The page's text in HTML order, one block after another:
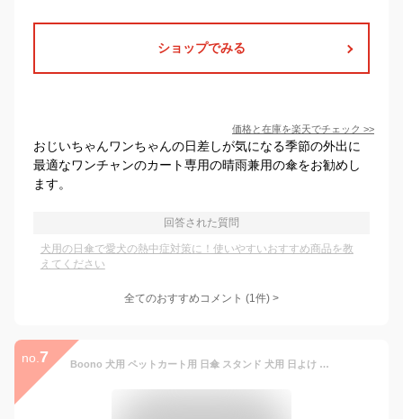
ショップでみる
価格と在庫を楽天でチェック >>
おじいちゃんワンちゃんの日差しが気になる季節の外出に
最適なワンチャンのカート専用の晴雨兼用の傘をお勧めし
ます。
回答された質問
犬用の日傘で愛犬の熱中症対策に！使いやすいおすすめ商品を教
えてください
全てのおすすめコメント (1件) >
no. 7 Boono 犬用 ペットカート用 日傘 スタンド 犬用 日よけ 折りたたみ式 スタンド付き 直径91cm (ブルー)